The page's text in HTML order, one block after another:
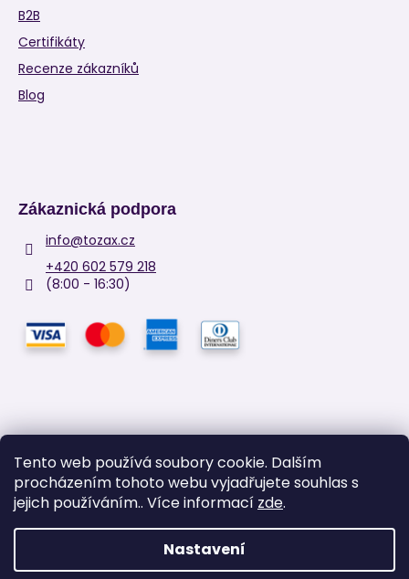
Tento web používá soubory cookie. Dalším
procházením tohoto webu vyjadřujete souhlas s
jejich používáním.. Více informací zde.
Nastavení
B2B
Certifikáty
Recenze zákazníků
Blog
Zákaznická podpora
info@tozax.cz
+420 602 579 218
(8:00 - 16:30)
Facebook